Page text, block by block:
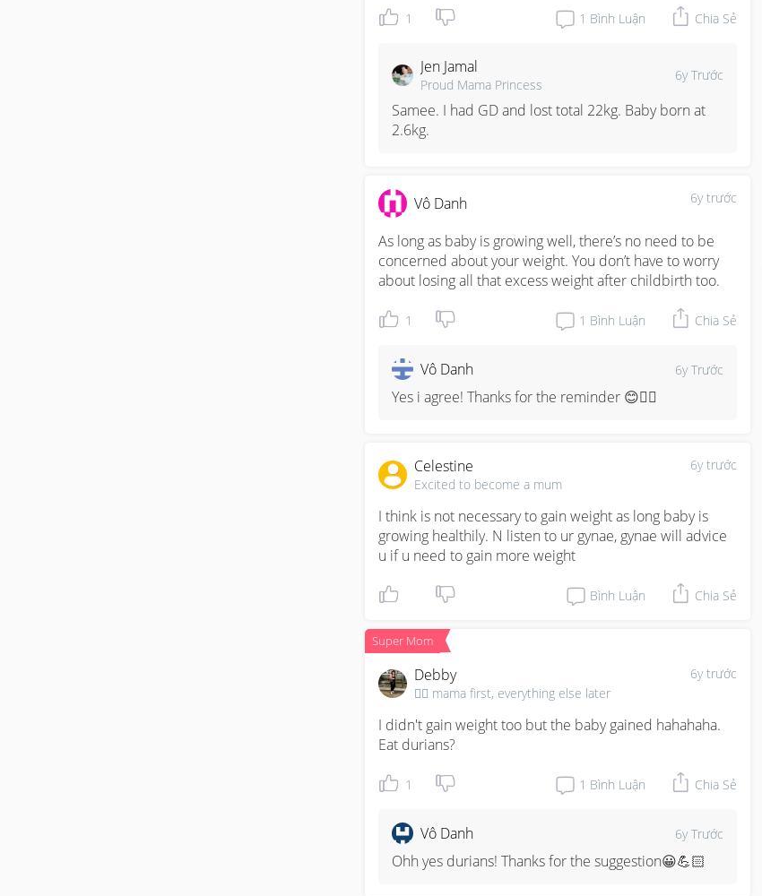
1 1 Bình Luận Chia Sẻ
Jen Jamal
Proud Mama Princess
6y Trước
Samee. I had GD and lost total 22kg. Baby born at
2.6kg.
6y trước
Vô Danh
As long as baby is growing well, there’s no need to be
concerned about your weight. You don’t have to worry
about losing all that excess weight after childbirth too.
1 1 Bình Luận Chia Sẻ
Vô Danh 6y Trước
Yes i agree! Thanks for the reminder 😊👍🏻
6y trước
Celestine
Excited to become a mum
I think is not necessary to gain weight as long baby is
growing healthily. N listen to ur gynae, gynae will advice
u if u need to gain more weight
Bình Luận Chia Sẻ
Super Mom
6y trước
Debby
🦸‍♀️ mama first, everything else later
I didn't gain weight too but the baby gained hahahaha.
Eat durians?
1 1 Bình Luận Chia Sẻ
Vô Danh 6y Trước
Ohh yes durians! Thanks for the suggestion😀💪🏻